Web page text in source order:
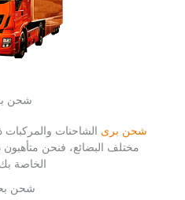
شحن
شحن برى الشاحنات والمركبات
مختلف البضائع، فنحن متأهبون
الخاصة
شحن